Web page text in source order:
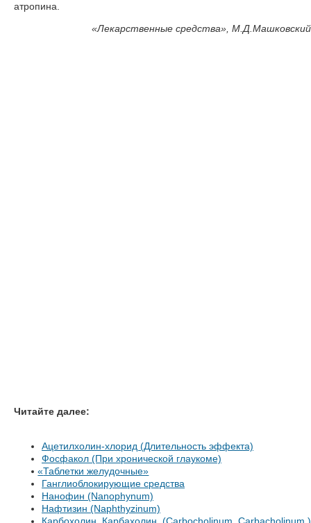
атропина.
«Лекарственные средства», М.Д.Машковский
Читайте далее:
Ацетилхолин-хлорид (Длительность эффекта)
Фосфакол (При хронической глаукоме)
«Таблетки желудочные»
Ганглиоблокирующие средства
Нанофин (Nanophynum)
Нафтизин (Naphthyzinum)